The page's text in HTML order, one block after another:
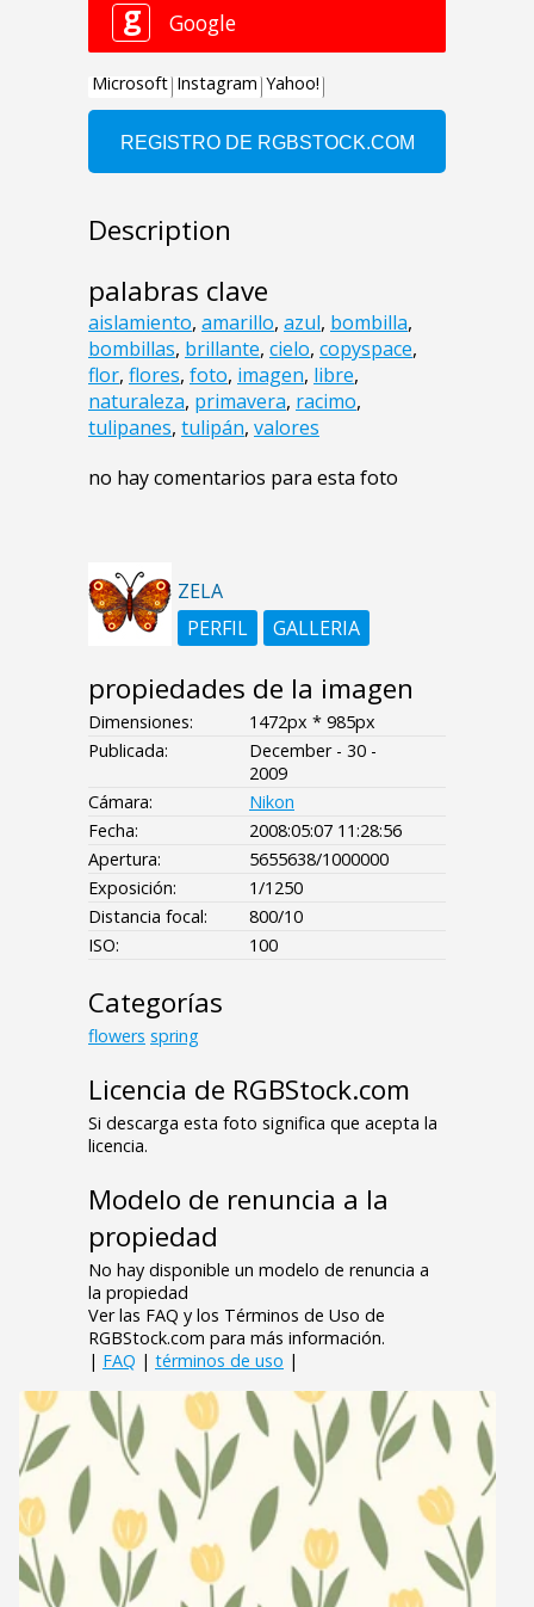
Description
palabras clave
aislamiento, amarillo, azul, bombilla,
bombillas, brillante, cielo, copyspace,
flor, flores, foto, imagen, libre,
naturaleza, primavera, racimo,
tulipanes, tulipán, valores
no hay comentarios para esta foto
ZELA
PERFIL
GALLERIA
propiedades de la imagen
Dimensiones:
1472px * 985px
Publicada:
December - 30 -
2009
Cámara:
Nikon
Fecha:
2008:05:07 11:28:56
Apertura:
5655638/1000000
Exposición:
1/1250
Distancia focal:
800/10
ISO:
100
Categorías
flowers spring
Licencia de RGBStock.com
Si descarga esta foto significa que acepta la
licencia.
Modelo de renuncia a la
propiedad
No hay disponible un modelo de renuncia a
la propiedad
Ver las FAQ y los Términos de Uso de
RGBStock.com para más información.
| FAQ | términos de uso |